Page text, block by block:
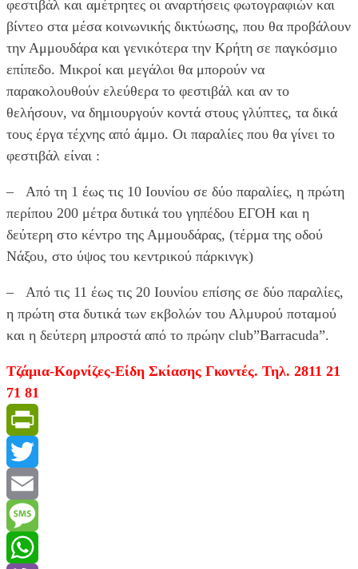
φεστιβάλ και αμέτρητες οι αναρτήσεις φωτογραφιών και
βίντεο στα μέσα κοινωνικής δικτύωσης, που θα προβάλουν
την Αμμουδάρα και γενικότερα την Κρήτη σε παγκόσμιο
επίπεδο. Μικροί και μεγάλοι θα μπορούν να
παρακολουθούν ελεύθερα το φεστιβάλ και αν το
θελήσουν, να δημιουργούν κοντά στους γλύπτες, τα δικά
τους έργα τέχνης από άμμο. Οι παραλίες που θα γίνει το
φεστιβάλ είναι :
– Από τη 1 έως τις 10 Ιουνίου σε δύο παραλίες, η πρώτη
περίπου 200 μέτρα δυτικά του γηπέδου ΕΓΟΗ και η
δεύτερη στο κέντρο της Αμμουδάρας, (τέρμα της οδού
Νάξου, στο ύψος του κεντρικού πάρκινγκ)
– Από τις 11 έως τις 20 Ιουνίου επίσης σε δύο παραλίες,
η πρώτη στα δυτικά των εκβολών του Αλμυρού ποταμού
και η δεύτερη μπροστά από το πρώην club”Barracuda”.
Τζάμια-Κορνίζες-Είδη Σκίασης Γκοντές. Τηλ. 2811 21
71 81
PrintFriendly
Twitter
Email
Message